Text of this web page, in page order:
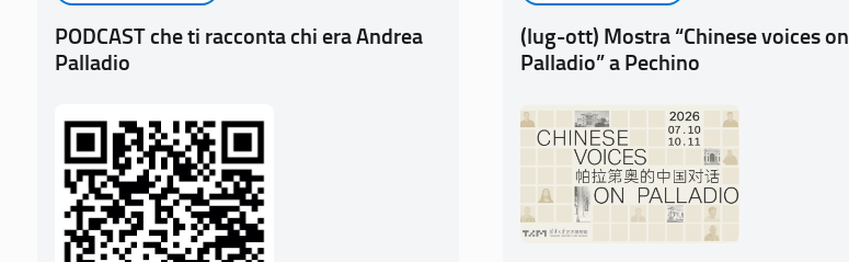
PODCAST che ti racconta chi era Andrea
Palladio
(lug-ott) Mostra “Chinese voices on
Palladio” a Pechino